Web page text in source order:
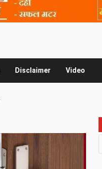
Disclaimer Video